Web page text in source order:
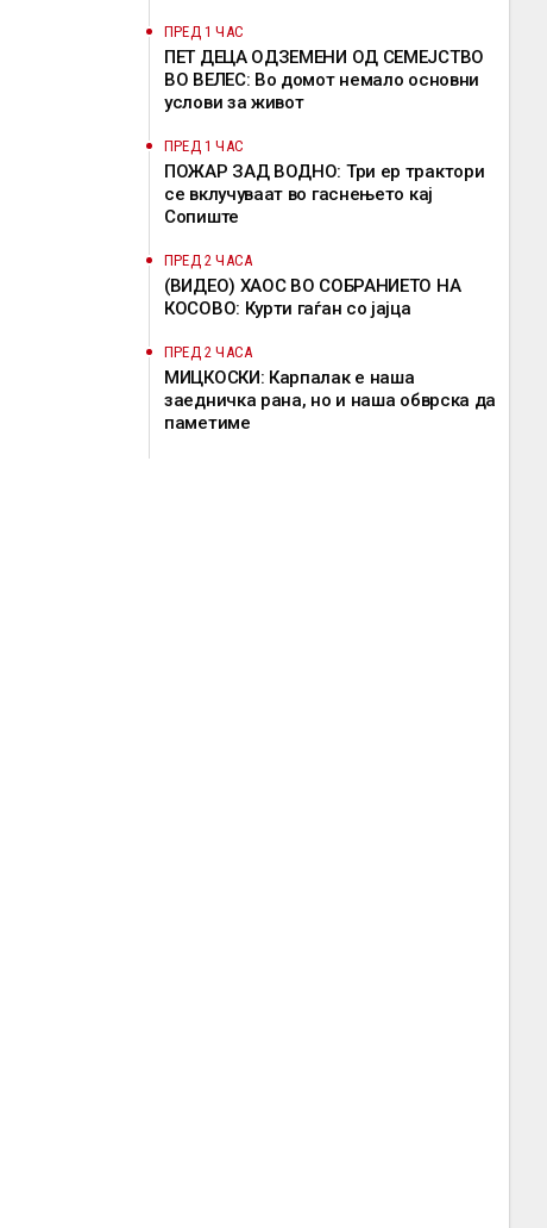
ПРЕД 1 ЧАС
ПЕТ ДЕЦА ОДЗЕМЕНИ ОД СЕМЕЈСТВО
ВО ВЕЛЕС: Во домот немало основни
услови за живот
ПРЕД 1 ЧАС
ПОЖАР ЗАД ВОДНО: Три ер трактори
се вклучуваат во гаснењето кај
Сопиште
ПРЕД 2 ЧАСА
(ВИДЕО) ХАОС ВО СОБРАНИЕТО НА
КОСОВО: Курти гаѓан со јајца
ПРЕД 2 ЧАСА
МИЦКОСКИ: Карпалак е наша
заедничка рана, но и наша обврска да
паметиме